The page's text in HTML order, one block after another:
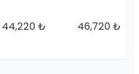
44,220 ₺ 46,720 ₺